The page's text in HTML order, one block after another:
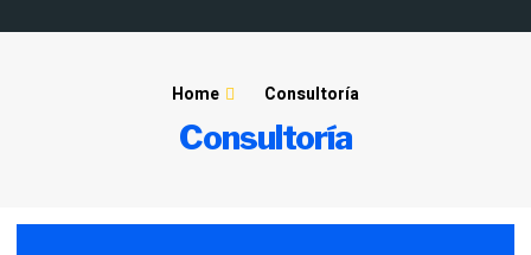
Home Consultoría
Consultoría